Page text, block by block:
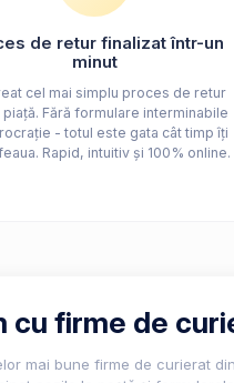
de retur finalizat într-un
minut
cel mai simplu proces de retur
Fără formulare interminabile
- totul este gata cât timp îți
Rapid, intuitiv și 100% online.
cu firme de
mai bune firme de curierat